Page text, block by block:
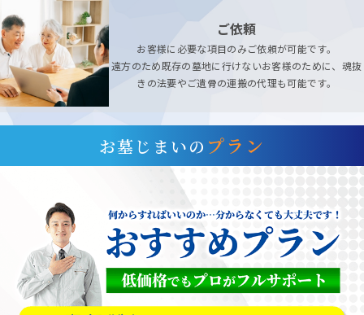
ご依頼
お客様に必要な項目のみご依頼が可能です。
遠方のため既存の墓地に行けないお客様のために、魂抜
きの法要やご遺骨の運搬の代理も可能です。
お墓じまいの プラン